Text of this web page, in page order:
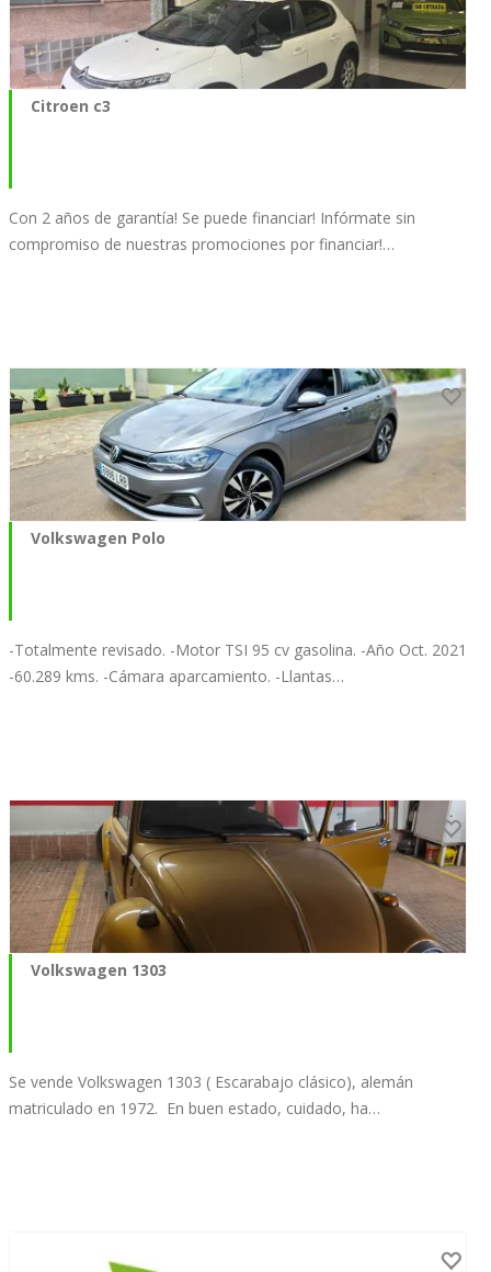
Citroen c3
Con 2 años de garantía! Se puede financiar! Infórmate sin
compromiso de nuestras promociones por financiar!…
Volkswagen Polo
-Totalmente revisado. -Motor TSI 95 cv gasolina. -Año Oct. 2021
-60.289 kms. -Cámara aparcamiento. -Llantas…
Volkswagen 1303
Se vende Volkswagen 1303 ( Escarabajo clásico), alemán
matriculado en 1972. En buen estado, cuidado, ha…